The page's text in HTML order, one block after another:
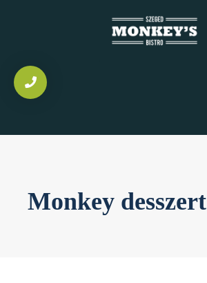
Monkey desszert